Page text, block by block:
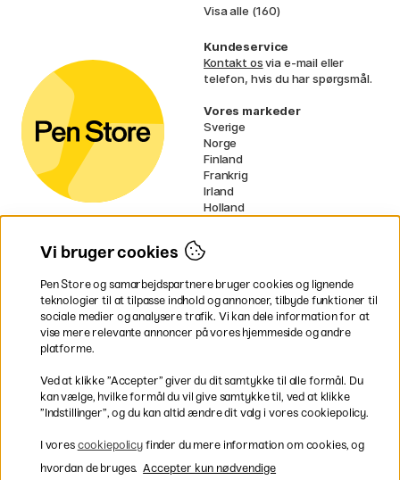
Visa alle (160)
Kundeservice
Kontakt osvia e-mail eller
telefon, hvis du har spørgsmål.
Vores markeder
Sverige
Norge
Finland
Frankrig
Irland
Holland
EU
* Specifikkefragtvilkår gælder for
voluminøse varer.
Hurtig levering til hele Danmark
Vi bruger cookies
Pen Store og samarbejdspartnere bruger cookies og lignende
teknologier til at tilpasse indhold og annoncer, tilbyde funktioner til
sociale medier og analysere trafik. Vi kan dele information for at
vise mere relevante annoncer på vores hjemmeside og andre
platforme.
Ved at klikke ”Accepter” giver du dit samtykke til alle formål. Du
kan vælge, hvilke formål du vil give samtykke til, ved at klikke
”Indstillinger”, og du kan altid ændre dit valg i vores cookiepolicy.
I vores cookiepolicyfinder du mere information om cookies, og
hvordan de bruges. Accepter kun nødvendige